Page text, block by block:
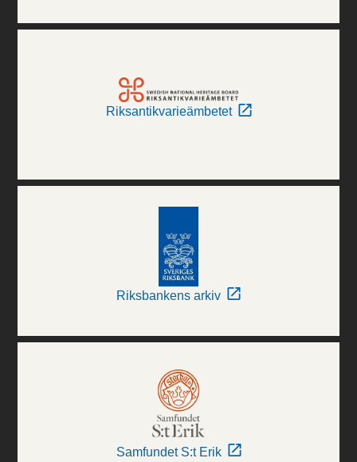
Riksantikvarieämbetet
Riksbankens arkiv
Samfundet S:t Erik